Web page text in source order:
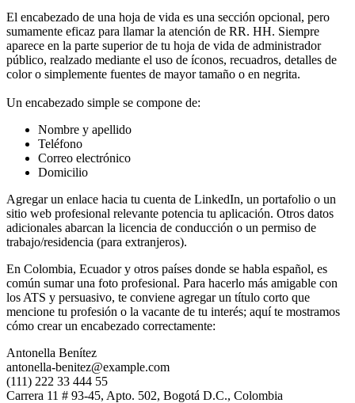
El encabezado de una hoja de vida es una sección opcional, pero
sumamente eficaz para llamar la atención de RR. HH. Siempre
aparece en la parte superior de tu hoja de vida de administrador
público, realzado mediante el uso de íconos, recuadros, detalles de
color o simplemente fuentes de mayor tamaño o en negrita.
Un encabezado simple se compone de:
Nombre y apellido
Teléfono
Correo electrónico
Domicilio
Agregar un enlace hacia tu cuenta de LinkedIn, un portafolio o un
sitio web profesional relevante potencia tu aplicación. Otros datos
adicionales abarcan la licencia de conducción o un permiso de
trabajo/residencia (para extranjeros).
En Colombia, Ecuador y otros países donde se habla español, es
común sumar una foto profesional. Para hacerlo más amigable con
los ATS y persuasivo, te conviene agregar un título corto que
mencione tu profesión o la vacante de tu interés; aquí te mostramos
cómo crear un encabezado correctamente:
Antonella Benítez
antonella-benitez@example.com
(111) 222 33 444 55
Carrera 11 # 93-45, Apto. 502, Bogotá D.C., Colombia